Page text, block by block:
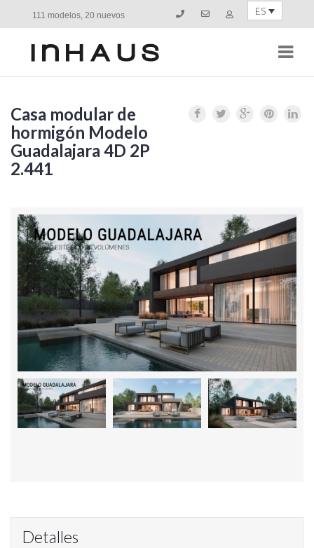
111 modelos, 20 nuevos ES
Casa modular de
hormigón Modelo
Guadalajara 4D 2P
2.441
Detalles